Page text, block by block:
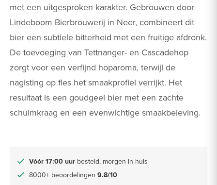
met een uitgesproken karakter. Gebrouwen door
Lindeboom Bierbrouwerij in Neer, combineert dit
bier een subtiele bitterheid met een fruitige afdronk.
De toevoeging van Tettnanger- en Cascadehop
zorgt voor een verfijnd hoparoma, terwijl de
nagisting op fles het smaakprofiel verrijkt. Het
resultaat is een goudgeel bier met een zachte
schuimkraag en een evenwichtige smaakbeleving.
Vóór 17:00 uur besteld, morgen in huis
8000+ beoordelingen 9.8/10